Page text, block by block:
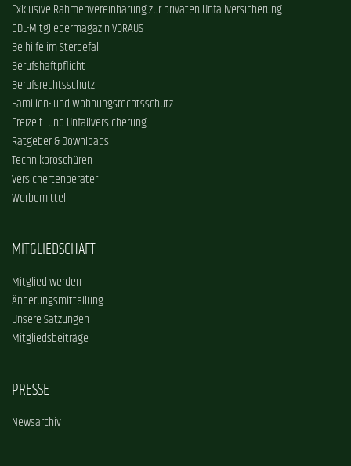
Exklusive Rahmenvereinbarung zur privaten Unfallversicherung
GDL-Mitgliedermagazin VORAUS
Beihilfe im Sterbefall
Berufshaftpflicht
Berufsrechtsschutz
Familien- und Wohnungsrechtsschutz
Freizeit- und Unfallversicherung
Ratgeber & Downloads
Technikbroschüren
Versichertenberater
Werbemittel
MITGLIEDSCHAFT
Mitglied werden
Änderungsmitteilung
Unsere Satzungen
Mitgliedsbeiträge
PRESSE
Newsarchiv